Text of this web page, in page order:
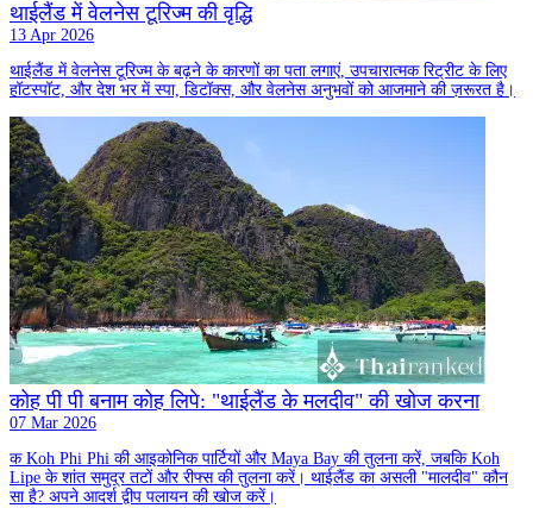
थाईलैंड में वेलनेस टूरिज्म की वृद्धि
13 Apr 2026
थाईलैंड में वेलनेस टूरिज्म के बढ़ने के कारणों का पता लगाएं, उपचारात्मक रिट्रीट के लिए
हॉटस्पॉट, और देश भर में स्पा, डिटॉक्स, और वेलनेस अनुभवों को आजमाने की ज़रूरत है।
कोह पी पी बनाम कोह लिपे: "थाईलैंड के मलदीव" की खोज करना
07 Mar 2026
क Koh Phi Phi की आइकोनिक पार्टियों और Maya Bay की तुलना करें, जबकि Koh
Lipe के शांत समुद्र तटों और रीफ्स की तुलना करें। थाईलैंड का असली "मालदीव" कौन
सा है? अपने आदर्श द्वीप पलायन की खोज करें।